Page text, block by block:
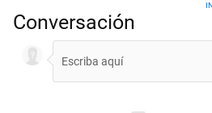
Conversación